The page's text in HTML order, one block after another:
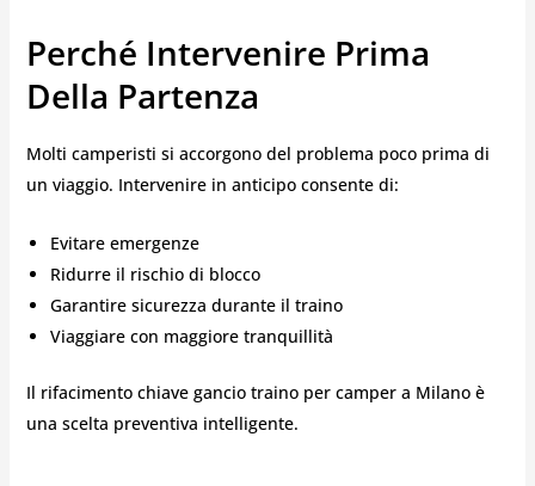
Perché Intervenire Prima
Della Partenza
Molti camperisti si accorgono del problema poco prima di
un viaggio. Intervenire in anticipo consente di:
Evitare emergenze
Ridurre il rischio di blocco
Garantire sicurezza durante il traino
Viaggiare con maggiore tranquillità
Il rifacimento chiave gancio traino per camper a Milano è
una scelta preventiva intelligente.